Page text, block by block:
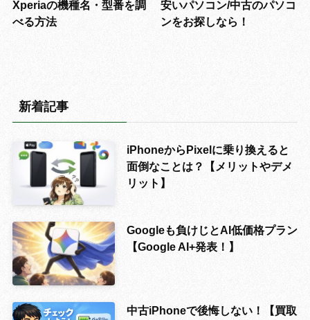
Xperiaの機種名・型番を調
べる方法
安いパソコン/中古のパソコ
ンをお探しなら！
新着記事
iPhoneからPixelに乗り換えると
面倒なことは？【メリットやデメ
リット】
Googleも負けじとAI低価格プラン
【Google AI+発表！】
中古iPhoneで後悔しない！【買取